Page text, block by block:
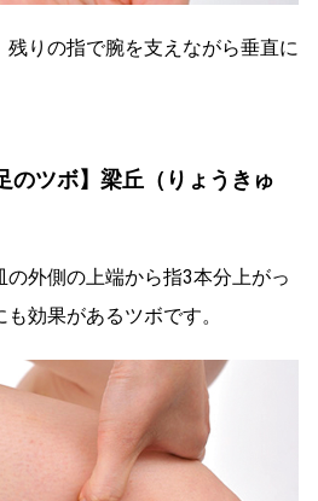
りの指で腕を支えながら垂直に
のツボ】梁丘（りょうきゅ
外側の上端から指3本分上がっ
効果があるツボです。